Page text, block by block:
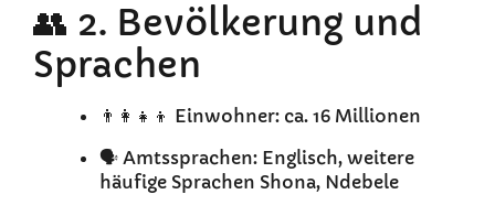
👥 2. Bevölkerung und
Sprachen
👨‍👩‍👧‍👦 Einwohner: ca. 16 Millionen
🗣️ Amtssprachen: Englisch, weitere
häufige Sprachen Shona, Ndebele